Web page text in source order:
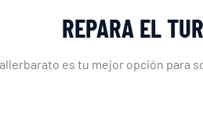
REPARA EL
es tu mejor opción para